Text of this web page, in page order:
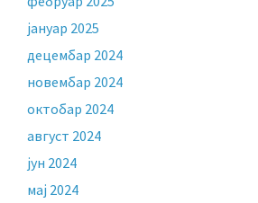
јануар 2025
децембар 2024
новембар 2024
октобар 2024
август 2024
јун 2024
мај 2024